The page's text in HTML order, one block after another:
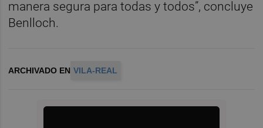
manera segura para todas y todos”, concluye
Benlloch.
ARCHIVADO EN VILA-REAL